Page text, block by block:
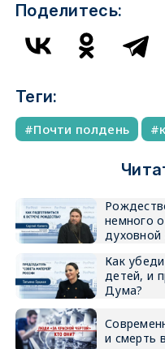
Поделитесь:
Теги:
Почти полдень
немного
духовной
Как
детей, и
Дума?
и смерть